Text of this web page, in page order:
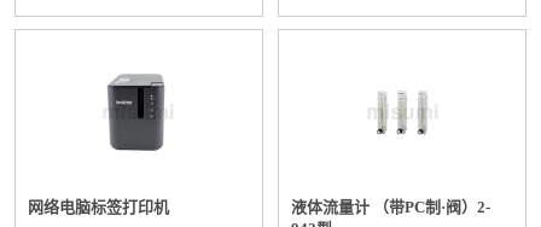
网络电脑标签打印机
液体流量计 （带PC制·阀）2-